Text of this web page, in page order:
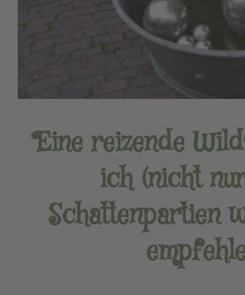
Eine reizende
ich (nicht
Schattenpartien